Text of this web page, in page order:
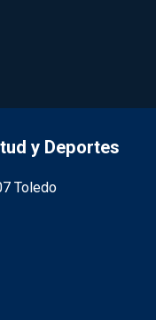
y Deportes
Toledo